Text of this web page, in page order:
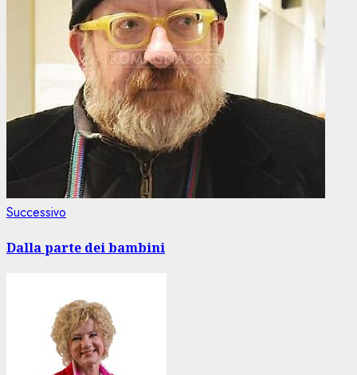
Successivo
Dalla parte dei bambini